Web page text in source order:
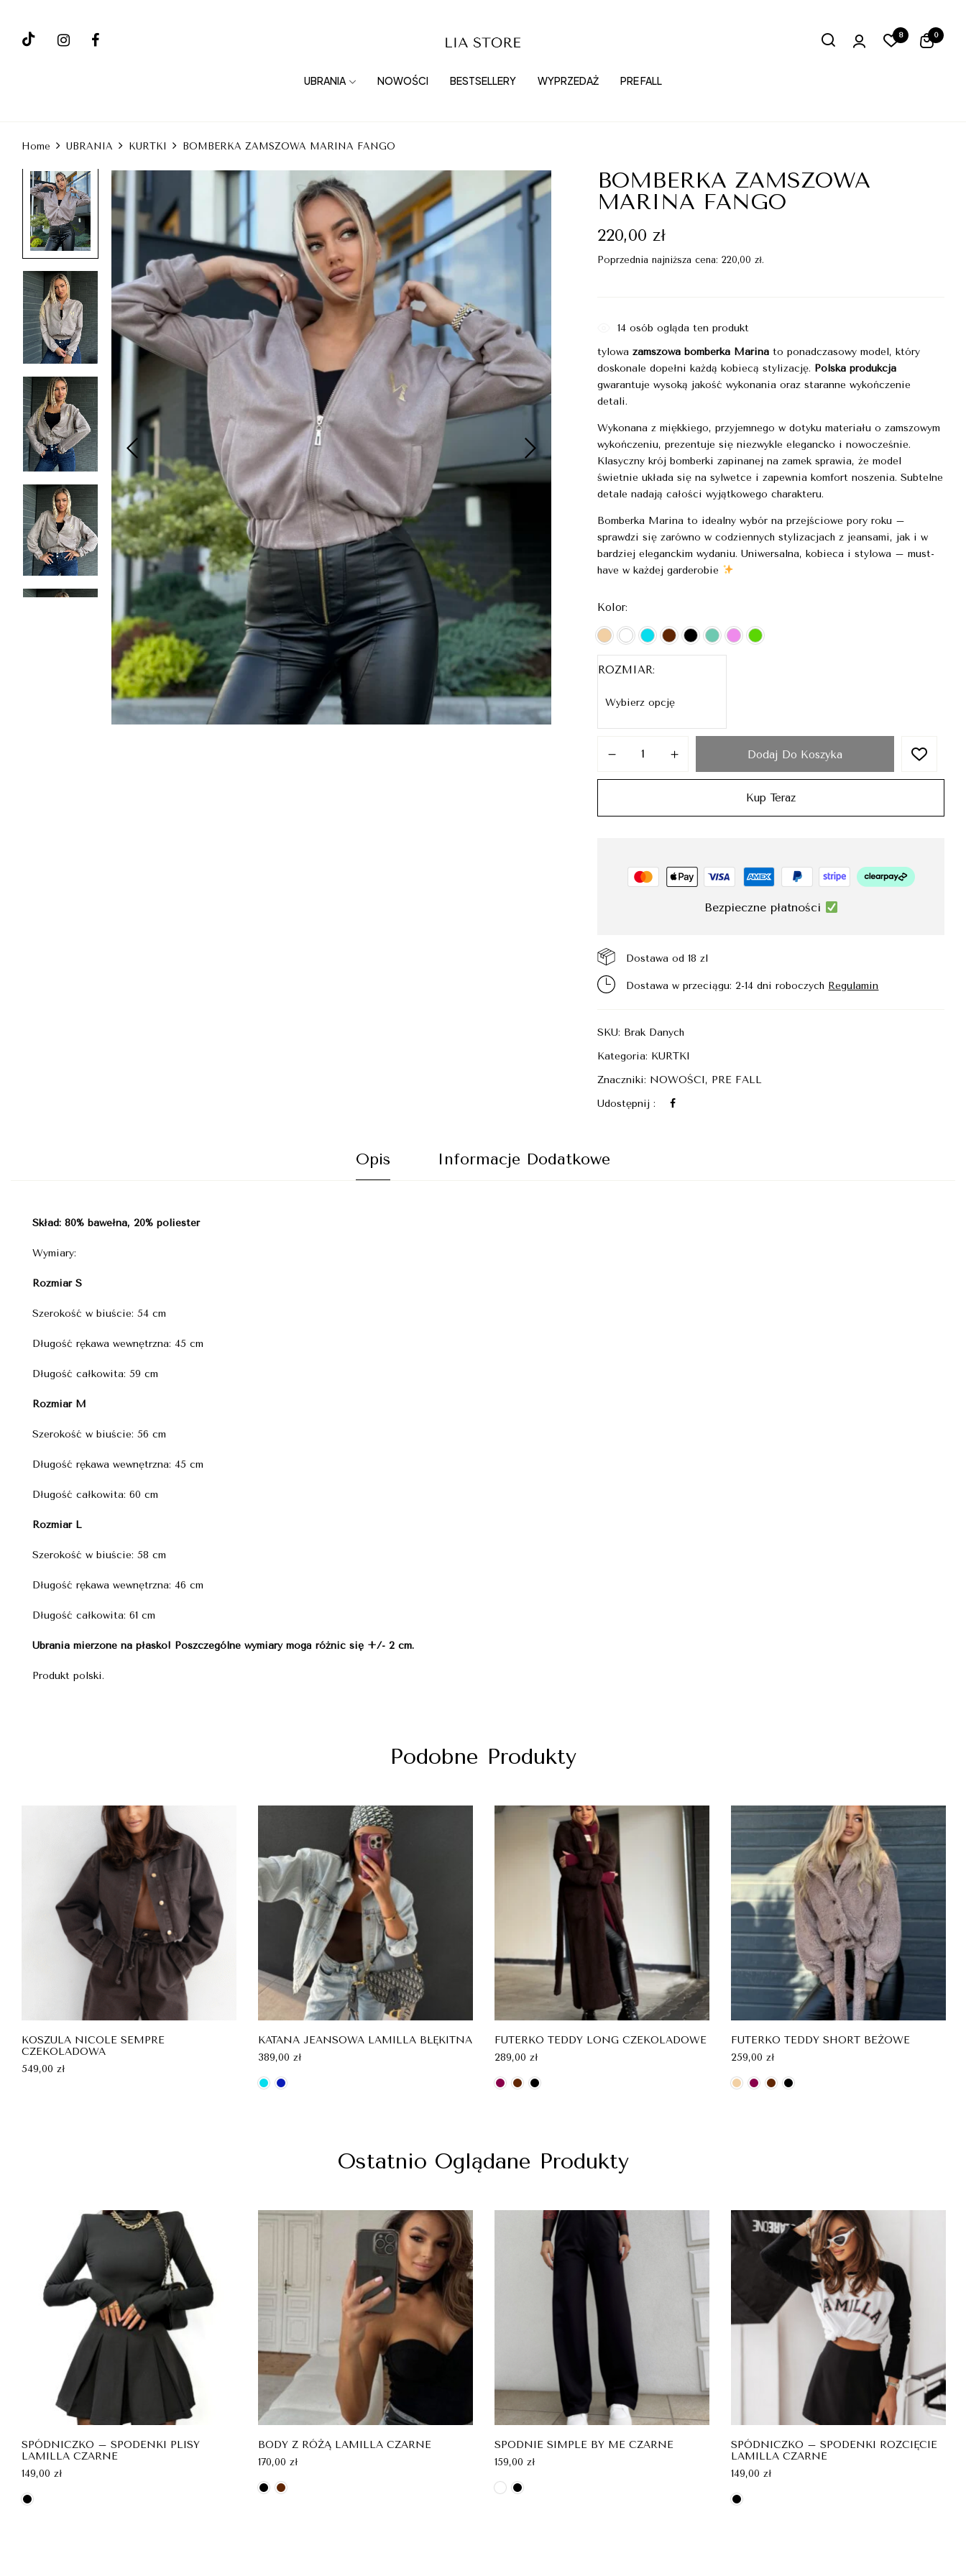
8 0
UBRANIA NOWOŚCI BESTSELLERY WYPRZEDAŻ PRE FALL
Home UBRANIA KURTKI BOMBERKA ZAMSZOWA MARINA FANGO
BOMBERKA ZAMSZOWA
MARINA FANGO
220,00zł
Poprzednia najniższa cena:220,00zł.
14 osób ogląda ten produkt
tylowazamszowa bomberka Marina to ponadczasowy model, który
doskonale dopełni każdą kobiecą stylizację. Polska produkcja
gwarantuje wysoką jakość wykonania oraz staranne wykończenie
detali.
Wykonana z miękkiego, przyjemnego w dotyku materiału o zamszowym
wykończeniu, prezentuje się niezwykle elegancko i nowocześnie.
Klasyczny krój bomberki zapinanej na zamek sprawia, że model
świetnie układa się na sylwetce i zapewnia komfort noszenia. Subtelne
detale nadają całości wyjątkowego charakteru.
Bomberka Marina to idealny wybór na przejściowe pory roku –
sprawdzi się zarówno w codziennych stylizacjach z jeansami, jak i w
bardziej eleganckim wydaniu. Uniwersalna, kobieca i stylowa – must-
have w każdej garderobie
Kolor
ROZMIAR
Dodaj Do Koszyka
Kup Teraz
Bezpieczne płatności
Dostawa od 18 zl
Dostawa w przeciągu: 2-14 dni roboczych Regulamin
SKU: Brak Danych
Kategoria: KURTKI
Znaczniki: NOWOŚCI, PRE FALL
Udostępnij :
Opis Informacje Dodatkowe
Skład: 80% bawełna, 20% poliester
Wymiary:
Rozmiar S
Szerokość w biuście: 54 cm
Długość rękawa wewnętrzna: 45 cm
Długość całkowita: 59 cm
Rozmiar M
Szerokość w biuście: 56 cm
Długość rękawa wewnętrzna: 45 cm
Długość całkowita: 60 cm
Rozmiar L
Szerokość w biuście: 58 cm
Długość rękawa wewnętrzna: 46 cm
Długość całkowita: 61 cm
Ubrania mierzone na płasko! Poszczególne wymiary mogą różnić się +/- 2 cm.
Produkt polski.
Podobne Produkty
KOSZULA NICOLE SEMPRE
CZEKOLADOWA
549,00 zł
KATANA JEANSOWA LAMILLA BŁĘKITNA
389,00 zł
FUTERKO TEDDY LONG CZEKOLADOWE
289,00 zł
FUTERKO TEDDY SHORT BEŻOWE
259,00 zł
Ostatnio Oglądane Produkty
SPÓDNICZKO – SPODENKI PLISY
LAMILLA CZARNE
149,00 zł
BODY Z RÓŻĄ LAMILLA CZARNE
170,00 zł
SPODNIE SIMPLE BY ME CZARNE
159,00 zł
SPÓDNICZKO – SPODENKI ROZCIĘCIE
LAMILLA CZARNE
149,00 zł